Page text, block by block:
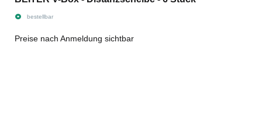
bestellbar
Preise nach Anmeldung sichtbar